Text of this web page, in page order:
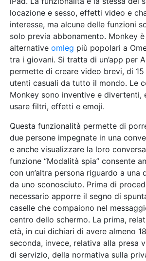
locazione e sesso, effetti video e
interesse, ma alcune delle funzioni
solo previa abbonamento. Monkey
alternative omleg più popolari a
tra i giovani. Si tratta di un’app per
permette di creare video brevi, di
utenti casuali da tutto il mondo. Le
Monkey sono inventive e divertenti,
usare filtri, effetti e emoji.
Questa funzionalità permette di
due persone impegnate in una
e anche visualizzare la loro
funzione “Modalità spia” consente
con un’altra persona riguardo a una
da uno sconosciuto. Prima di
necessario apporre il segno di
caselle che compaiono nel
centro dello schermo. La prima,
età, in cui dichiari di avere almeno
seconda, invece, relativa alla presa
di servizio, della normativa sulla